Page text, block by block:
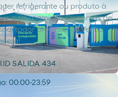
refrigerante ou produto à
o seu caminho. Dispomos de
profissional. Venha
SALIDA 434
00:00-23:59